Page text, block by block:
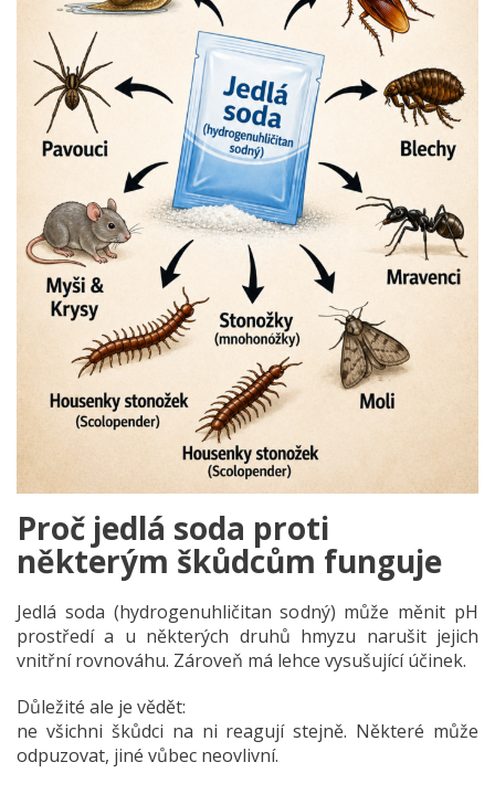
Proč jedlá soda proti
některým škůdcům funguje
Jedlá soda (hydrogenuhličitan sodný) může měnit pH
prostředí a u některých druhů hmyzu narušit jejich
vnitřní rovnováhu. Zároveň má lehce vysušující účinek.
Důležité ale je vědět:
ne všichni škůdci na ni reagují stejně. Některé může
odpuzovat, jiné vůbec neovlivní.